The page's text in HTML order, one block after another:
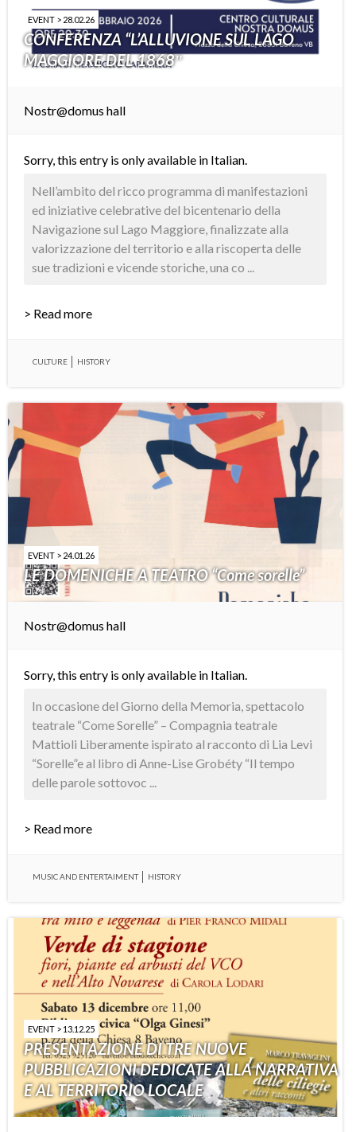
EVENT > 28.02.26
CONFERENZA “L’ALLUVIONE SUL LAGO
MAGGIORE DEL 1868″
Nostr@domus hall
Sorry, this entry is only available in Italian.
Nell’ambito del ricco programma di manifestazioni
ed iniziative celebrative del bicentenario della
Navigazione sul Lago Maggiore, finalizzate alla
valorizzazione del territorio e alla riscoperta delle
sue tradizioni e vicende storiche, una co ...
> Read more
CULTURE HISTORY
EVENT > 24.01.26
LE DOMENICHE A TEATRO “Come sorelle”
Nostr@domus hall
Sorry, this entry is only available in Italian.
In occasione del Giorno della Memoria, spettacolo
teatrale “Come Sorelle” – Compagnia teatrale
Mattioli Liberamente ispirato al racconto di Lia Levi
“Sorelle”e al libro di Anne-Lise Grobéty “Il tempo
delle parole sottovoc ...
> Read more
MUSIC AND ENTERTAIMENT HISTORY
EVENT > 13.12.25
PRESENTAZIONE DI TRE NUOVE
PUBBLICAZIONI DEDICATE ALLA NARRATIVA
E AL TERRITORIO LOCALE